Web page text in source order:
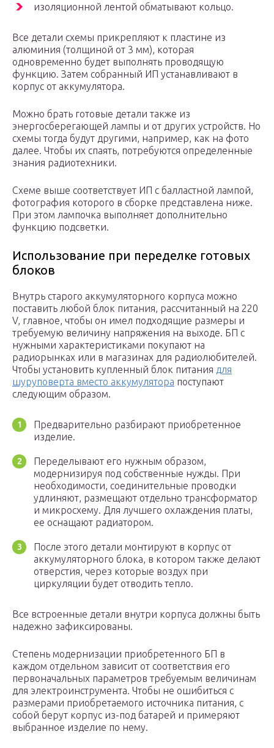
изоляционной лентой обматывают кольцо.
Все детали схемы прикрепляют к пластине из
алюминия (толщиной от 3 мм), которая
одновременно будет выполнять проводящую
функцию. Затем собранный ИП устанавливают в
корпус от аккумулятора.
Можно брать готовые детали также из
энергосберегающей лампы и от других устройств. Но
схемы тогда будут другими, например, как на фото
далее. Чтобы их спаять, потребуются определенные
знания радиотехники.
Схеме выше соответствует ИП с балластной лампой,
фотография которого в сборке представлена ниже.
При этом лампочка выполняет дополнительно
функцию подсветки.
Использование при переделке готовых
блоков
Внутрь старого аккумуляторного корпуса можно
поставить любой блок питания, рассчитанный на 220
V, главное, чтобы он имел подходящие размеры и
требуемую величину напряжения на выходе. БП с
нужными характеристиками покупают на
радиорынках или в магазинах для радиолюбителей.
Чтобы установить купленный блок питания для
шуруповерта вместо аккумулятора поступают
следующим образом.
Предварительно разбирают приобретенное
изделие.
Переделывают его нужным образом,
модернизируя под собственные нужды. При
необходимости, соединительные проводки
удлиняют, размещают отдельно трансформатор
и микросхему. Для лучшего охлаждения платы,
ее оснащают радиатором.
После этого детали монтируют в корпус от
аккумуляторного блока, в котором также делают
отверстия, через которые воздух при
циркуляции будет отводить тепло.
Все встроенные детали внутри корпуса должны быть
надежно зафиксированы.
Степень модернизации приобретенного БП в
каждом отдельном зависит от соответствия его
первоначальных параметров требуемым величинам
для электроинструмента. Чтобы не ошибиться с
размерами приобретаемого источника питания, с
собой берут корпус из-под батарей и примеряют
выбранное изделие по нему.